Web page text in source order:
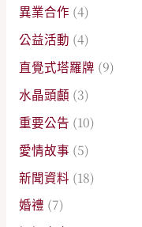
異業合作 (4)
公益活動 (4)
直覺式塔羅牌 (9)
水晶頭顱 (3)
重要公告 (10)
愛情故事 (5)
新聞資料 (18)
婚禮 (7)